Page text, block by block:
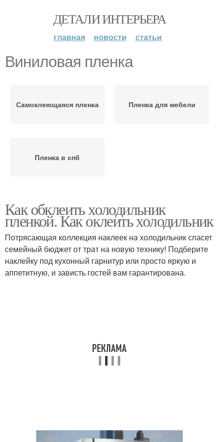
ДЕТАЛИ ИНТЕРЬЕРА
главная новости статьи
Виниловая пленка
Самоклеющаяся пленка Пленка для мебели
Пленка в спб
Как обклеить холодильник
пленкой. Как оклеить холодильник
Потрясающая коллекция наклеек на холодильник спасет
семейный бюджет от трат на новую технику! Подберите
наклейку под кухонный гарнитур или просто яркую и
аппетитную, и зависть гостей вам гарантирована.